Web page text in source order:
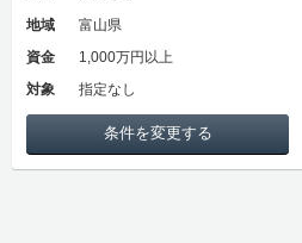
地域
富山県
資金
1,000万円以上
対象
指定なし
条件を変更する